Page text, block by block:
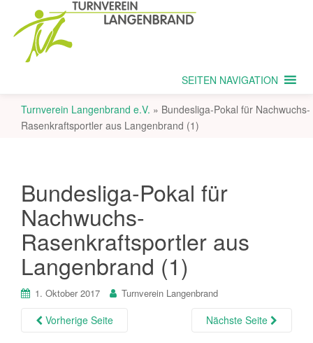
SEITEN NAVIGATION
Turnverein Langenbrand e.V. » Bundesliga-Pokal für Nachwuchs-
Rasenkraftsportler aus Langenbrand (1)
Bundesliga-Pokal für
Nachwuchs-
Rasenkraftsportler aus
Langenbrand (1)
1. Oktober 2017 Turnverein Langenbrand
Vorherige Seite Nächste Seite